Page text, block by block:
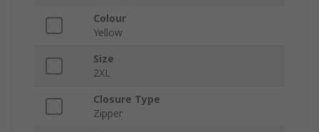
Colour
Yellow
Size
2XL
Closure Type
Zipper